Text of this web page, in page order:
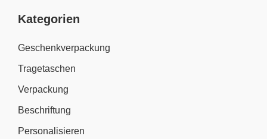
Kategorien
Geschenkverpackung
Tragetaschen
Verpackung
Beschriftung
Personalisieren